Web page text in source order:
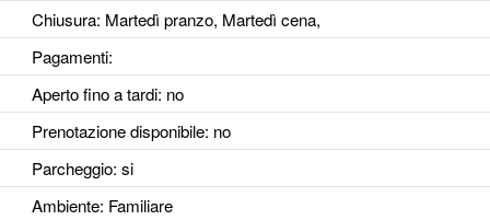
Chiusura: Martedì pranzo, Martedì cena,
Pagamenti:
Aperto fino a tardi: no
Prenotazione disponibile: no
Parcheggio: si
Ambiente: Familiare